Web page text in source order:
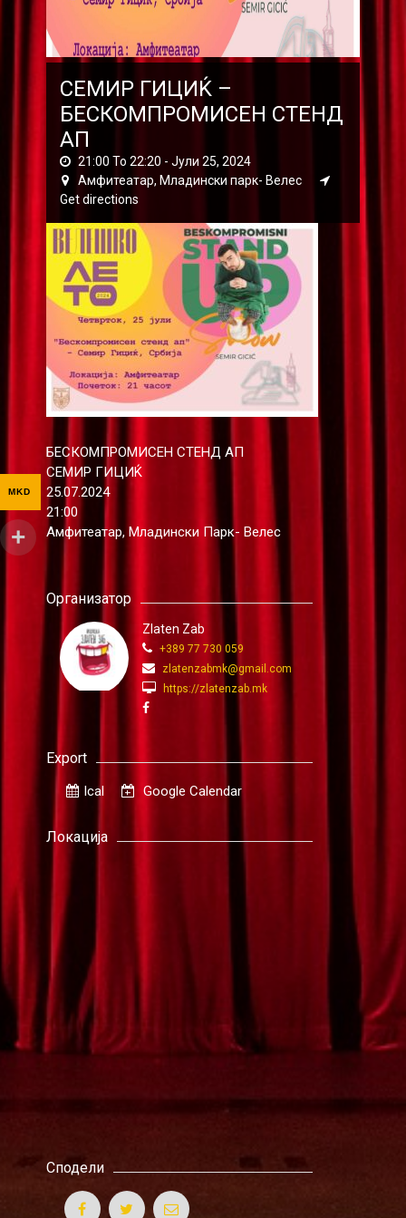
СЕМИР ГИЦИЌ –
БЕСКОМПРОМИСЕН СТЕНД
АП
21:00 To 22:20 - Јули 25, 2024
Амфитеатар, Младински парк- Велес
Get directions
БЕСКОМПРОМИСЕН СТЕНД АП
СЕМИР ГИЦИЌ
25.07.2024
21:00
Амфитеатар, Младински Парк- Велес
Организатор
Zlaten Zab
+389 77 730 059
zlatenzabmk@gmail.com
https://zlatenzab.mk
Export
Ical Google Calendar
Локација
Сподели
MKD